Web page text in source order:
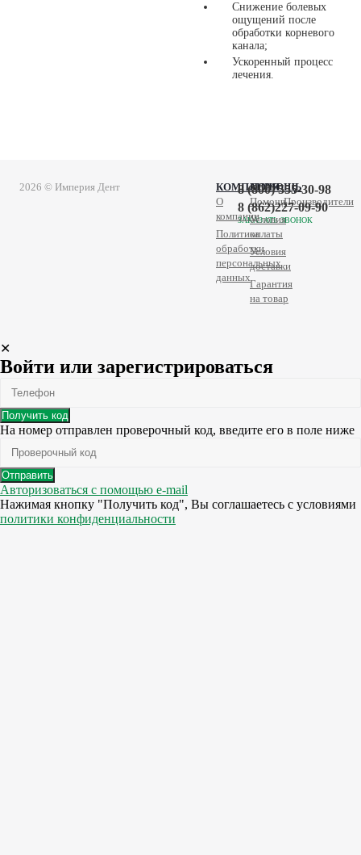
Снижение болевых
ощущений после
обработки корневого
канала;
Ускоренный процесс
лечения.
2026 © Империя Дент КОМПАНИЯ
ПОМОЩЬ
О
компании
Политика
обработки
персональных
данных
Помощь
Условия
оплаты
Условия
доставки
Гарантия
на товар
Производители
8 (800) 555-30-98
8 (862)227-09-90
ЗАКАЗАТЬ ЗВОНОК
✕
Войти или зарегистрироваться
Получить код
На номер отправлен проверочный код, введите его в поле ниже
Отправить
Авторизоваться с помощью e-mail
Нажимая кнопку "Получить код", Вы соглашаетесь c условиями
политики конфиденциальности